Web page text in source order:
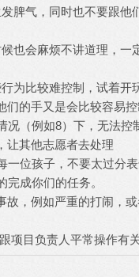
脾气，同时也不要跟他
也会麻烦不讲道理，一
为比较难控制，试着开
们的手又是会比较容易控
况（例如8）下，无法控
让其他志愿者去处理
一位孩子，不要太过分表
完成你们的任务。
故，例如严重的打闹，
项目负责人平常操作有